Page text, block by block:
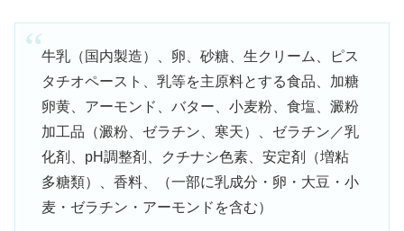
牛乳（国内製造）、卵、砂糖、生クリーム、ピス
タチオペースト、乳等を主原料とする食品、加糖
卵黄、アーモンド、バター、小麦粉、食塩、澱粉
加工品（澱粉、ゼラチン、寒天）、ゼラチン／乳
化剤、pH調整剤、クチナシ色素、安定剤（増粘
多糖類）、香料、（一部に乳成分・卵・大豆・小
麦・ゼラチン・アーモンドを含む）